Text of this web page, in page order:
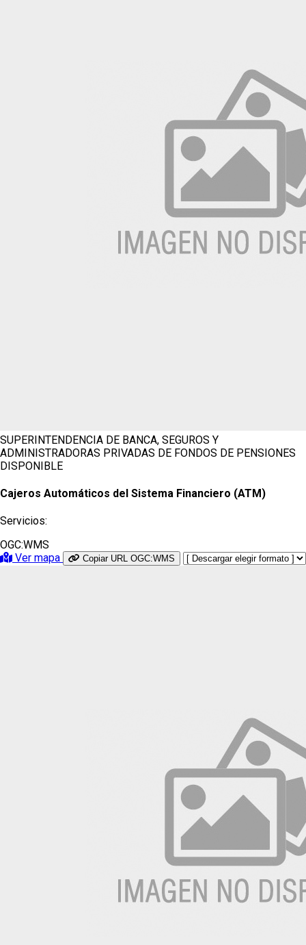
SUPERINTENDENCIA DE BANCA, SEGUROS Y
ADMINISTRADORAS PRIVADAS DE FONDOS DE PENSIONES
DISPONIBLE
Cajeros Automáticos del Sistema Financiero (ATM)
Servicios:
OGC:WMS
Ver mapa
Copiar URL OGC:WMS